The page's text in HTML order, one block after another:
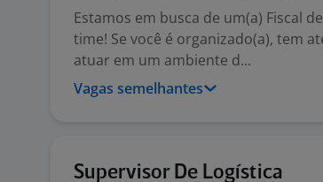
Estamos em busca de um(a) Fiscal
time! Se você é organizado(a), tem
atuar em um ambiente d...
Vagas semelhantes
Supervisor De Logística